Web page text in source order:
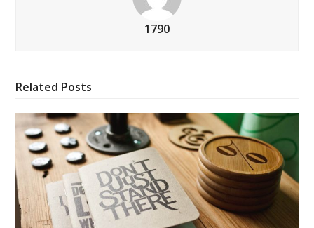
1790
Related Posts